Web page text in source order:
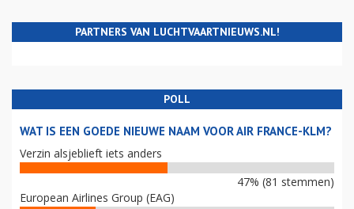
PARTNERS VAN LUCHTVAARTNIEUWS.NL!
POLL
WAT IS EEN GOEDE NIEUWE NAAM VOOR AIR FRANCE-KLM?
Verzin alsjeblieft iets anders
47% (81 stemmen)
European Airlines Group (EAG)